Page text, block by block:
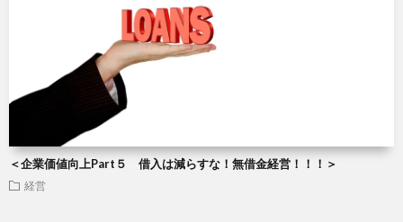
＜企業価値向上Part５ 借入は減らすな！無借金経営！！！＞
経営